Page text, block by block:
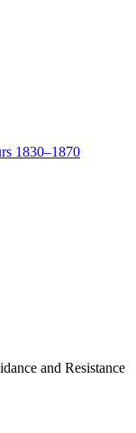
1830–1870
and Resistance